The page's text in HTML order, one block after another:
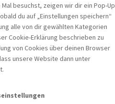
besuchst, zeigen wir dir ein Pop-Up
du auf „Einstellungen speichern“
alle von dir gewählten Kategorien
Cookie-Erklärung beschrieben zu
von Cookies über deinen Browser
unsere Website dann unter